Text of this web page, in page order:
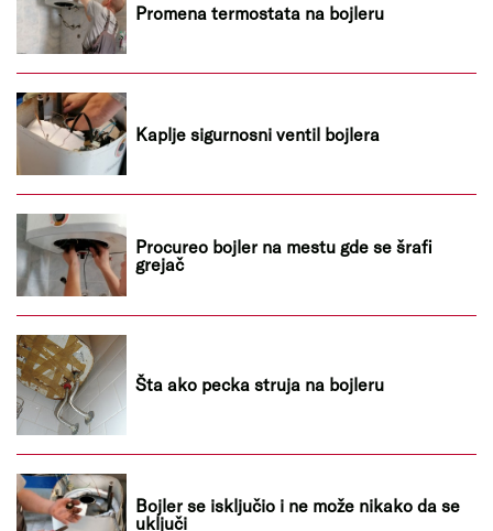
Promena termostata na bojleru
Kaplje sigurnosni ventil bojlera
Procureo bojler na mestu gde se šrafi
grejač
Šta ako pecka struja na bojleru
Bojler se isključio i ne može nikako da se
uključi